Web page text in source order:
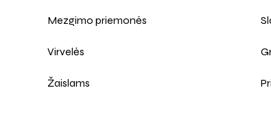
Mezgimo priemonės
Virvelės
Žaislams